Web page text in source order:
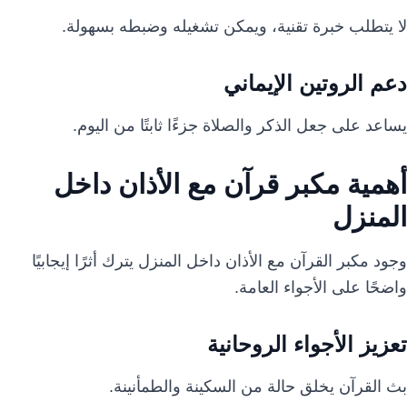
لا يتطلب خبرة تقنية، ويمكن تشغيله وضبطه بسهولة.
دعم الروتين الإيماني
يساعد على جعل الذكر والصلاة جزءًا ثابتًا من اليوم.
أهمية مكبر قرآن مع الأذان داخل
المنزل
وجود مكبر القرآن مع الأذان داخل المنزل يترك أثرًا إيجابيًا
واضحًا على الأجواء العامة.
تعزيز الأجواء الروحانية
بث القرآن يخلق حالة من السكينة والطمأنينة.